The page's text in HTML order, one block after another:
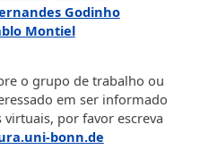
Godinho
Montiel
o grupo de trabalho ou
em ser informado
por favor escreva
bonn.de